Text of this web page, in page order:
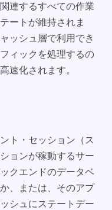
連するすべての作業
ートが維持されま
ッシュ層で利用でき
ィックを処理するの
速化されます。
ト・セッション（ス
ョンが稼動するサー
クエンドのデータベ
、または、そのアプ
シュにステートデー